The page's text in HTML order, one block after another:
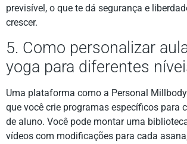
previsível, o que te dá segurança e
crescer.
5. Como personalizar
yoga para diferentes
Uma plataforma como a Personal
que você crie programas específicos para
de aluno. Você pode montar uma
vídeos com modificações para cada